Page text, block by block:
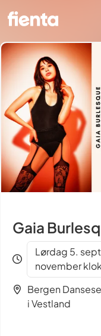
Gaia
Lørdag 5.
november
Bergen
i Vestland